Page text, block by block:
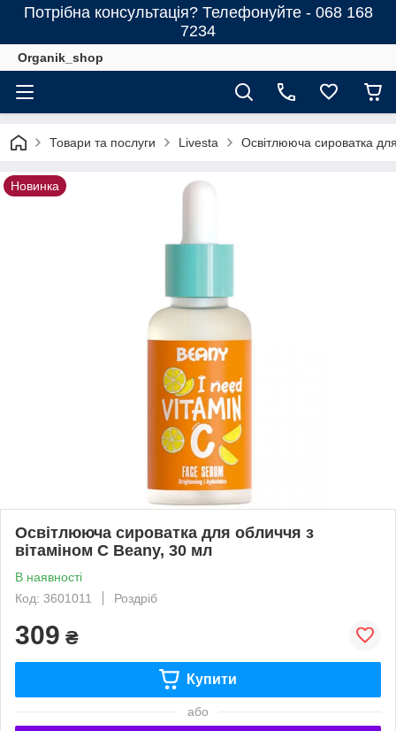
Потрібна консультація? Телефонуйте - 068 168
7234
Organik_shop
Товари та послуги Livesta Освітлююча сироватка
Новинка
Освітлююча сироватка для обличчя з
вітаміном С Beany, 30 мл
В наявності
Код: 3601011
Роздріб
309 ₴
Купити
або